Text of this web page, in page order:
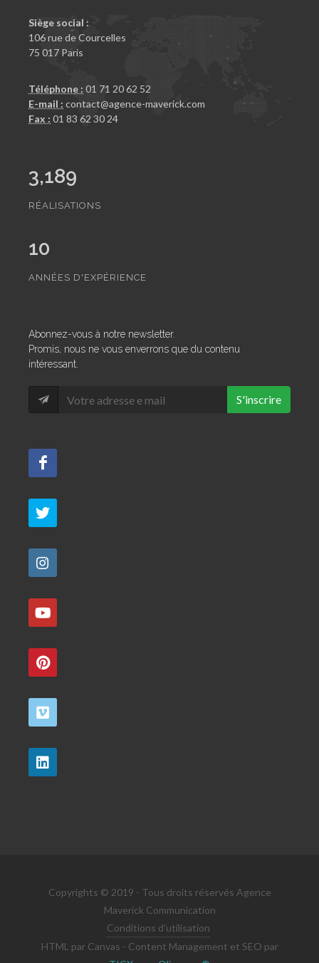
Siège social :
106 rue de Courcelles
75 017 Paris
Téléphone : 01 71 20 62 52
E-mail : contact@agence-maverick.com
Fax : 01 83 62 30 24
3,189
RÉALISATIONS
10
ANNÉES D'EXPÉRIENCE
Abonnez-vous à notre newsletter.
Promis, nous ne vous enverrons que du contenu
intéressant.
S'inscrire
Copyrights © 2019 - Tous droits réservés Agence
Maverick Communication
Conditions d'utilisation
HTML par Canvas - Content Management et SEO par